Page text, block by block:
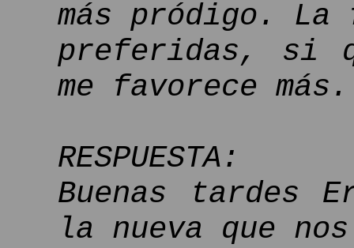
más pródigo. La
preferidas, si
me favorece
RESPUESTA:
Buenas tardes
la nueva que